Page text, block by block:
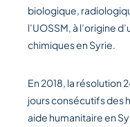
biologique,
l’UOSSM, à l’origine
chimiques en Syrie.
En 2018, la résolution
jours consécutifs des
aide humanitaire en